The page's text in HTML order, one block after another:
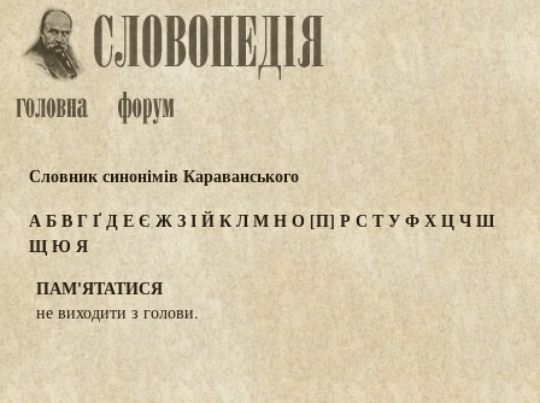
Словник синонімів Караванського
АБВГҐДЕЄ ЖЗІЙКЛМНО[П] Р С ТУФХЦЧШ
ЩЮ Я
ПАМ'ЯТАТИСЯ
не виходити з голови.